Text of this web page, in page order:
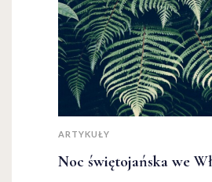
ARTYKUŁY
Noc świętojańska we